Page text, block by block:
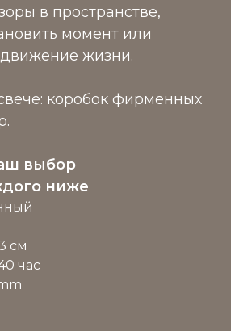
в пространстве,
момент или
движение жизни.
коробок фирменных
выбор
ниже
см
час